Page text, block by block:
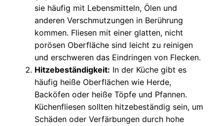
sie häufig mit Lebensmitteln, Ölen und
anderen Verschmutzungen in Berührung
kommen. Fliesen mit einer glatten, nicht
porösen Oberfläche sind leicht zu reinigen
und erschweren das Eindringen von Flecken.
Hitzebeständigkeit: In der Küche gibt es
häufig heiße Oberflächen wie Herde,
Backöfen oder heiße Töpfe und Pfannen.
Küchenfliesen sollten hitzebeständig sein, um
Schäden oder Verfärbungen durch hohe